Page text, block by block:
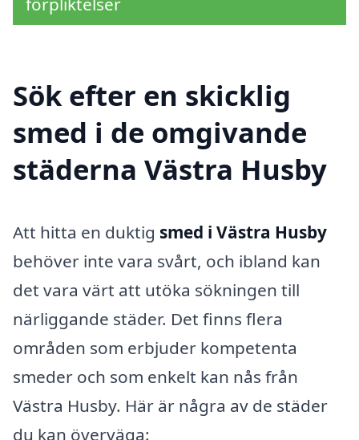
Sök efter en skicklig
smed i de omgivande
städerna Västra Husby
Att hitta en duktig smed i Västra Husby
behöver inte vara svårt, och ibland kan
det vara värt att utöka sökningen till
närliggande städer. Det finns flera
områden som erbjuder kompetenta
smeder och som enkelt kan nås från
Västra Husby. Här är några av de städer
du kan överväga: